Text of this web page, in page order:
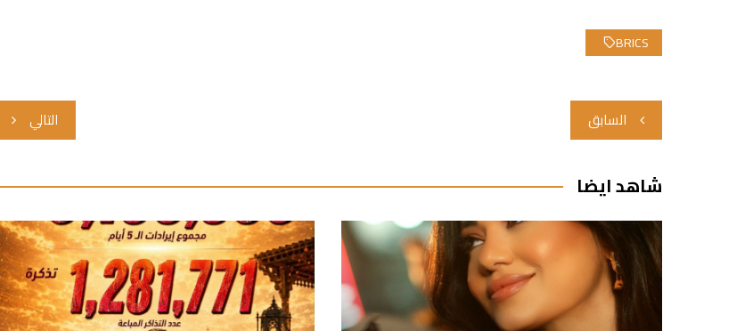
BRICS
تصفّح
المقالات
السابق التالي
شاهد ايضا